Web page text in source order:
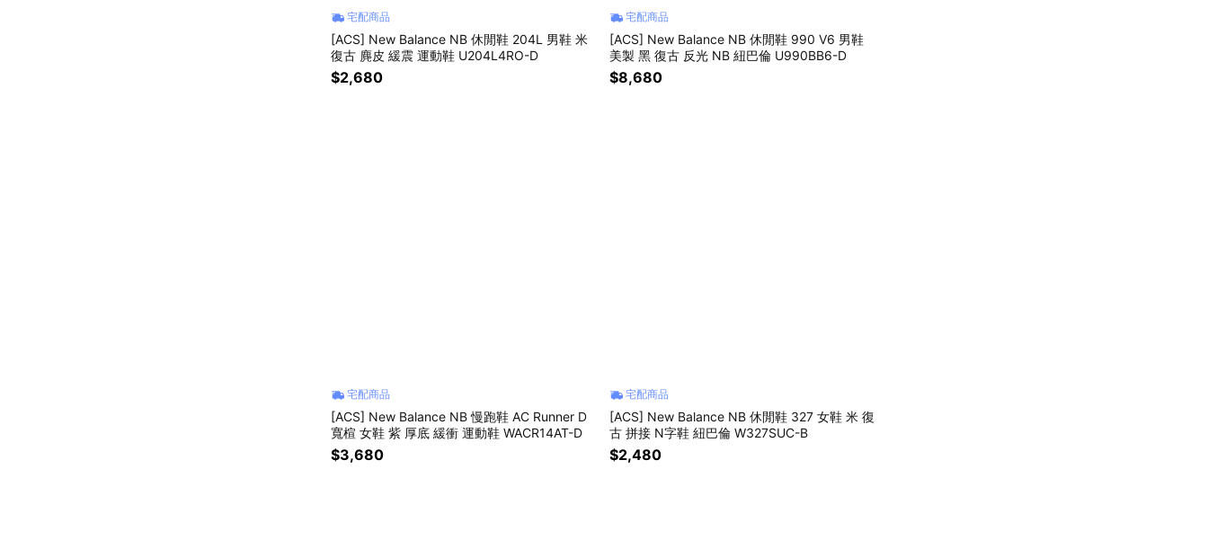
宅配商品
[ACS] New Balance NB 休閒鞋 204L 男鞋 米
復古 麂皮 緩震 運動鞋 U204L4RO-D
$2,680
宅配商品
[ACS] New Balance NB 休閒鞋 990 V6 男鞋
美製 黑 復古 反光 NB 紐巴倫 U990BB6-D
$8,680
宅配商品
[ACS] New Balance NB 慢跑鞋 AC Runner D
寬楦 女鞋 紫 厚底 緩衝 運動鞋 WACR14AT-D
$3,680
宅配商品
[ACS] New Balance NB 休閒鞋 327 女鞋 米 復
古 拼接 N字鞋 紐巴倫 W327SUC-B
$2,480